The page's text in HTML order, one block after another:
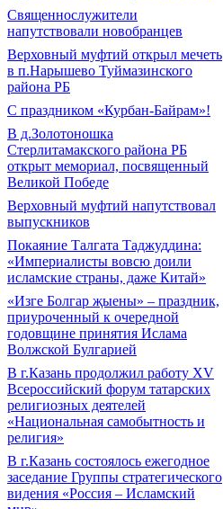
Священнослужители
напутствовали новобранцев
Верховный муфтий открыл мечеть
в п.Нарышево Туймазинского
района РБ
С праздником «Курбан-Байрам»!
В д.Золотоношка
Стерлитамакского района РБ
открыт мемориал, посвященный
Великой Победе
Верховный муфтий напутствовал
выпускников
Покаяние Талгата Таджуддина:
«Империалисты вовсю доили
исламские страны, даже Китай»
«Изге Болгар җыены» – праздник,
приуроченный к очередной
годовщине принятия Ислама
Волжской Булгарией
В г.Казань продолжил работу XV
Всероссийский форум татарских
религиозных деятелей
«Национальная самобытность и
религия»
В г.Казань состоялось ежегодное
заседание Группы стратегического
видения «Россия – Исламский